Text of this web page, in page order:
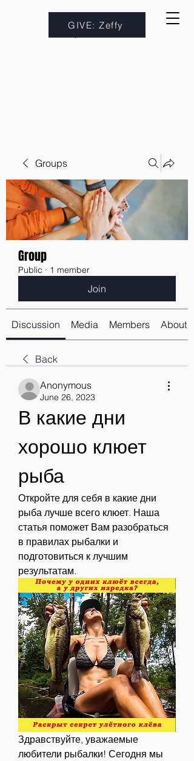
GIVE: Zeffy
Groups
Group
Public · 1 member
Join
Discussion Media Members About
Back
Anonymous
June 26, 2023
В какие дни
хорошо клюет
рыба
Откройте для себя в какие дни
рыба лучше всего клюет. Наша
статья поможет Вам разобраться
в правилах рыбалки и
подготовиться к лучшим
результатам.
Здравствуйте, уважаемые
любители рыбалки! Сегодня мы